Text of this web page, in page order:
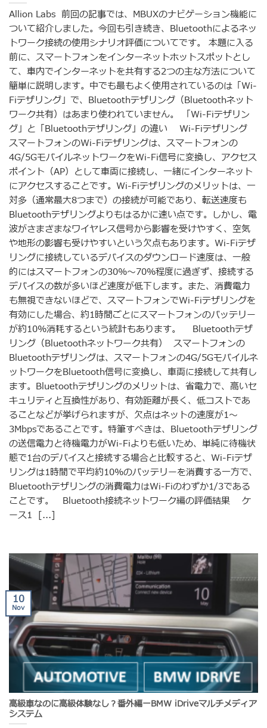
Allion Labs 前回の記事では、MBUXのナビゲーション機能に
ついて紹介しました。今回も引き続き、Bluetoothによるネッ
トワーク接続の使用シナリオ評価についてです。 本題に入る
前に、スマートフォンをインターネットホットスポットとし
て、車内でインターネットを共有する2つの主な方法について
簡単に説明します。中でも最もよく使用されているのは「Wi-
Fiテザリング」で、Bluetoothテザリング（Bluetoothネット
ワーク共有）はあまり使われていません。 「Wi-Fiテザリン
グ」と「Bluetoothテザリング」の違い Wi-Fiテザリング
スマートフォンのWi-Fiテザリングは、スマートフォンの
4G/5GモバイルネットワークをWi-Fi信号に変換し、アクセス
ポイント（AP）として車両に接続し、一緒にインターネット
にアクセスすることです。Wi-Fiテザリングのメリットは、一
対多（通常最大8つまで）の接続が可能であり、転送速度も
Bluetoothテザリングよりもはるかに速い点です。しかし、電
波がさまざまなワイヤレス信号から影響を受けやすく、空気
や地形の影響も受けやすいという欠点もあります。Wi-Fiテザ
リングに接続しているデバイスのダウンロード速度は、一般
的にはスマートフォンの30%〜70%程度に過ぎず、接続する
デバイスの数が多いほど速度が低下します。また、消費電力
も無視できないほどで、スマートフォンでWi-Fiテザリングを
有効にした場合、約1時間ごとにスマートフォンのバッテリー
が約10%消耗するという統計もあります。 Bluetoothテザ
リング（Bluetoothネットワーク共有） スマートフォンの
Bluetoothテザリングは、スマートフォンの4G/5Gモバイルネ
ットワークをBluetooth信号に変換し、車両に接続して共有し
ます。Bluetoothテザリングのメリットは、省電力で、高いセ
キュリティと互換性があり、有効距離が長く、低コストであ
ることなどが挙げられますが、欠点はネットの速度が1〜
3Mbpsであることです。特筆すべきは、Bluetoothテザリング
の送信電力と待機電力がWi-Fiよりも低いため、単純に待機状
態で1台のデバイスと接続する場合と比較すると、Wi-Fiテザ
リングは1時間で平均約10%のバッテリーを消費する一方で、
Bluetoothテザリングの消費電力はWi-Fiのわずか1/3である
ことです。 Bluetooth接続ネットワーク編の評価結果 ケ
ース1 [...]
高級車なのに高級体験なし？番外編ーBMW iDriveマルチメディア
システム
10
Nov